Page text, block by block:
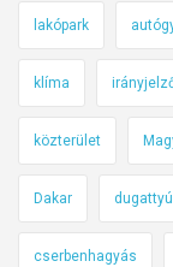
lakópark
klíma
közterület
Dakar dugattyú
cserbenhagyás